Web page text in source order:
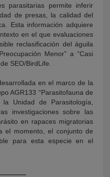
parasitarias permite inferir
de presas, la calidad del
Esta información adquiere
en el que evaluaciones
reclasificación del águila
Menor” a “Casi
SEO/BirdLife.
en el marco de la
AGR133 “Parasitofauna de
Unidad de Parasitología,
investigaciones sobre las
en rapaces migratorias
el momento, el conjunto de
para esta especie en el